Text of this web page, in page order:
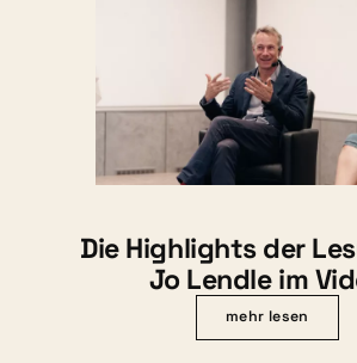
Die Highlights der
Jo Lendle im
mehr lesen